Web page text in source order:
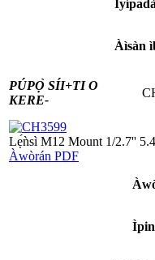
Àìsàn
PÚPỌ̀ SÍI+TI O
KERE-
Lẹ́ǹsì M12 Mount 1/2.7''
Àwòrán PDF